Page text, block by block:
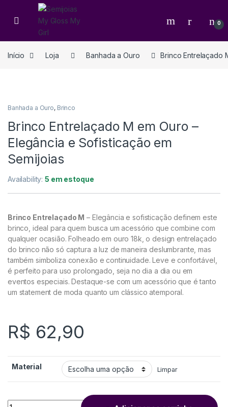
0
Início Loja Banhada a Ouro Brinco Entrelaçado
Banhada a Ouro, Brinco
Brinco Entrelaçado M em Ouro –
Elegância e Sofisticação em
Semijoias
Availability:5 em estoque
Brinco Entrelaçado M – Elegância e sofisticação definem este
brinco, ideal para quem busca um acessório que combine com
qualquer ocasião. Folheado em ouro 18k, o design entrelaçado
do brinco não só captura a luz de maneira deslumbrante, mas
também simboliza conexão e continuidade. Leve e confortável,
é perfeito para uso prolongado, seja no dia a dia ou em
eventos especiais. Destaque-se com um acessório que é tanto
um statement de moda quanto um clássico atemporal.
R$ 62,90
Material Limpar